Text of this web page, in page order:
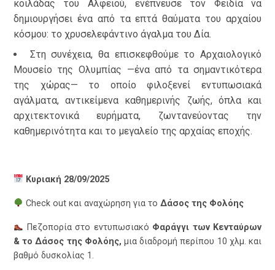
κοιλάδας του Αλφειού, ενέπνευσε τον Φειδία να
δημιουργήσει ένα από τα επτά θαύματα του αρχαίου
κόσμου: το χρυσελεφάντινο άγαλμα του Δία.
Στη συνέχεια, θα επισκεφθούμε το Αρχαιολογικό
Μουσείο της Ολυμπίας —ένα από τα σημαντικότερα
της χώρας— το οποίο φιλοξενεί εντυπωσιακά
αγάλματα, αντικείμενα καθημερινής ζωής, όπλα και
αρχιτεκτονικά ευρήματα, ζωντανεύοντας την
καθημερινότητα και το μεγαλείο της αρχαίας εποχής.
Κυριακή 28/09/2025
Check out και αναχώρηση για το Δάσος της Φολόης
Πεζοπορία στο εντυπωσιακό Φαράγγι των Κενταύρων
& το Δάσος της Φολόης,μια διαδρομή περίπου 10 χλμ. και
βαθμό δυσκολίας 1.